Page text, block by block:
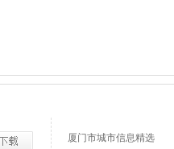
厦门市城市信息精选